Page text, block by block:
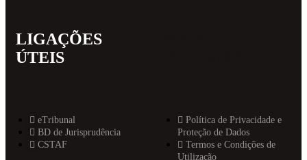
LIGAÇÕES
ÚTEIS
eTribunal
BD de Jurisprudência
CSTAF
Política de Privacidade e
Proteção de Dados
Termos e Condições de
Utilização